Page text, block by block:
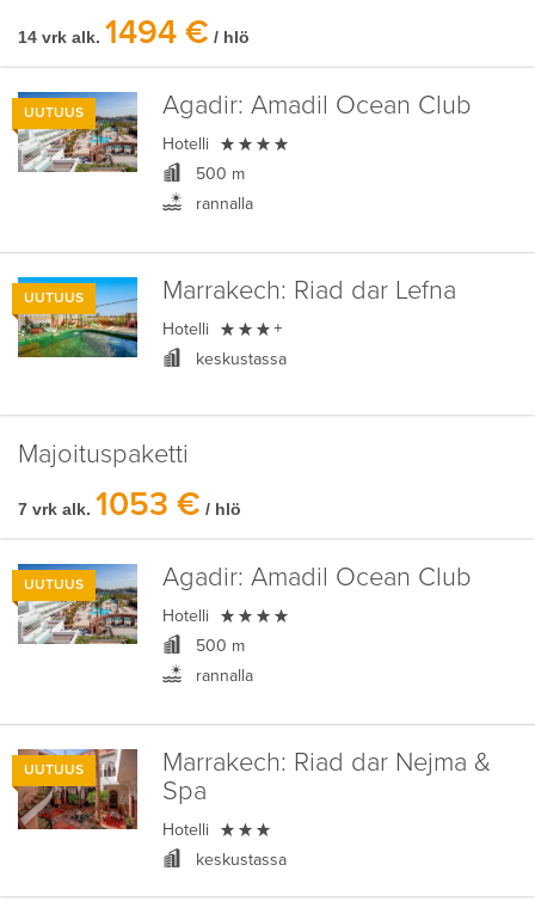
14 vrk alk. 1494 € / hlö
UUTUUS Agadir: Amadil Ocean Club
Hotelli 
500 m
rannalla
UUTUUS Marrakech: Riad dar Lefna
Hotelli  +
keskustassa
Majoituspaketti
7 vrk alk. 1053 € / hlö
UUTUUS Agadir: Amadil Ocean Club
Hotelli 
500 m
rannalla
UUTUUS Marrakech: Riad dar Nejma &
Spa
Hotelli 
keskustassa